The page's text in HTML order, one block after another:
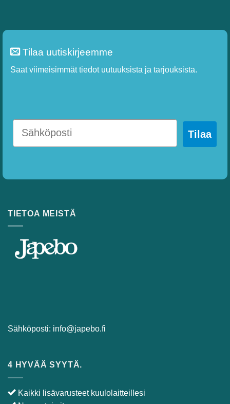
Tilaa uutiskirjeemme
Saat viimeisimmät tiedot uutuuksista ja tarjouksista.
Sähköposti:info@japebo.fi